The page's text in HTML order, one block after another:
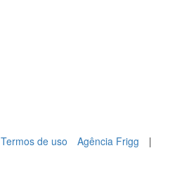
Termos de uso Agência Frigg
|